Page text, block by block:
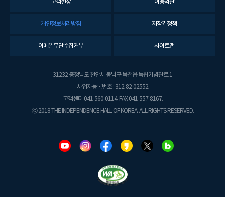
고객헌장 이용약관
개인정보처리방침 저작권정책
이메일무단수집거부 사이트맵
31232 충청남도 천안시 동남구 목천읍 독립기념관로 1
사업자등록번호 : 312-82-02552
고객센터 041-560-0114. FAX 041-557-8167.
ⓒ 2018 THE INDEPENDENCE HALL OF KOREA. ALL RIGHTS RESERVED.